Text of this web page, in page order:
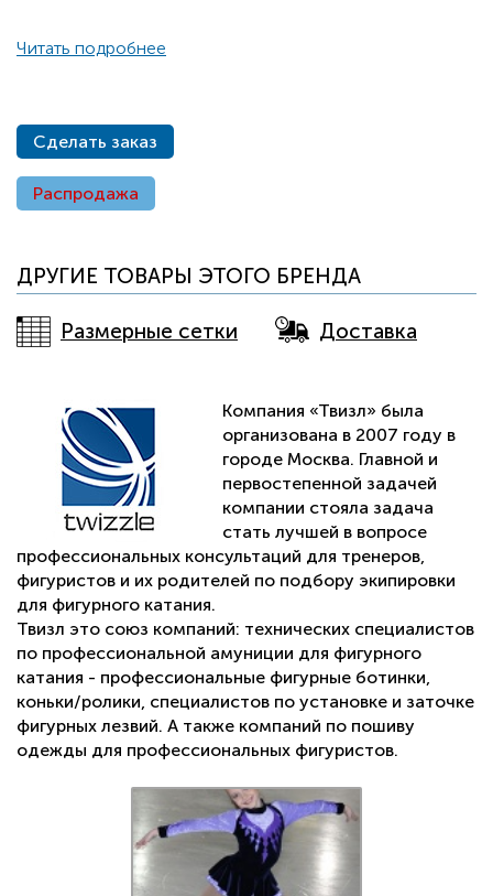
Читать подробнее
Сделать заказ
Распродажа
ДРУГИЕ ТОВАРЫ ЭТОГО БРЕНДА
Размерные сетки Доставка
Компания «Твизл» была
организована в 2007 году в
городе Москва. Главной и
первостепенной задачей
компании стояла задача
стать лучшей в вопросе
профессиональных консультаций для тренеров,
фигуристов и их родителей по подбору экипировки
для фигурного катания.
Твизл это союз компаний: технических специалистов
по профессиональной амуниции для фигурного
катания - профессиональные фигурные ботинки,
коньки/ролики, специалистов по установке и заточке
фигурных лезвий. А также компаний по пошиву
одежды для профессиональных фигуристов.